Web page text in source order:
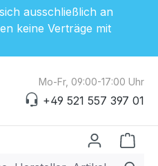
ausschließlich an
keine Verträge mit
Mo-Fr, 09:00-17:00 Uhr
+49 521 557 397 01